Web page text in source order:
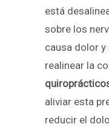
está
sobre los
causa dolor
realinear la
aliviar esta
reducir el